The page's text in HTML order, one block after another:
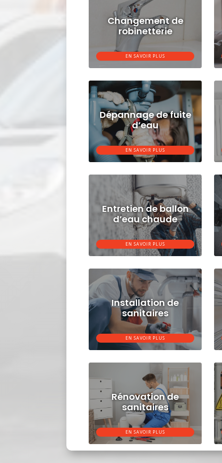
Changement de
robinetterie
EN SAVOIR PLUS
Dépannage de fuite
d’eau
EN SAVOIR PLUS
Entretien de ballon
d’eau chaude
EN SAVOIR PLUS
Installation de
sanitaires
EN SAVOIR PLUS
Rénovation de
sanitaires
EN SAVOIR PLUS